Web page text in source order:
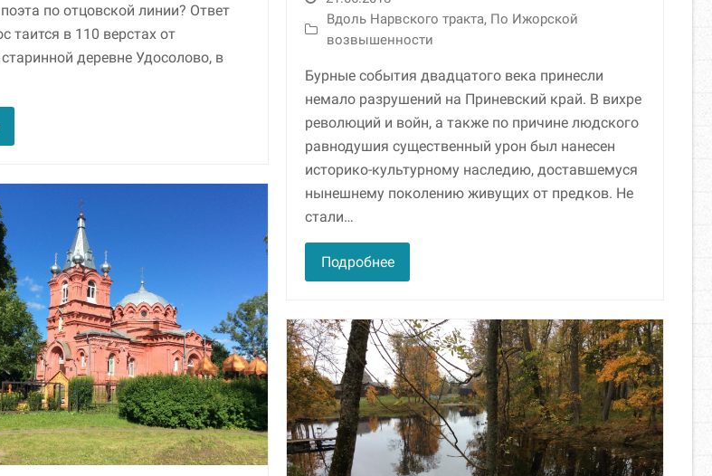
по отцовской линии? Ответ
таится в 110 верстах от
деревне Удосолово, в
Вдоль Нарвского тракта, По Ижорской
возвышенности
Бурные события двадцатого века принесли
немало разрушений на Приневский край. В вихре
революций и войн, а также по причине людского
равнодушия существенный урон был нанесен
историко-культурному наследию, доставшемуся
нынешнему поколению живущих от предков. Не
стали…
Подробнее